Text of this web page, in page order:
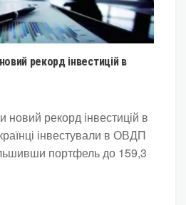
рекорд інвестицій в
новий рекорд інвестицій в
інвестували в ОВДП
портфель до 159,3